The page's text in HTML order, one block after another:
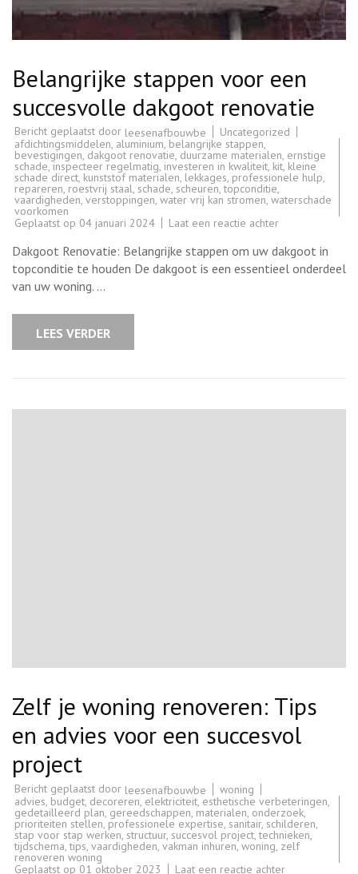
Belangrijke stappen voor een
succesvolle dakgoot renovatie
Bericht geplaatst door leesenafbouwbe
Uncategorized
afdichtingsmiddelen, aluminium, belangrijke stappen,
bevestigingen, dakgoot renovatie, duurzame materialen, ernstige
schade,inspecteer regelmatig, investeren in kwaliteit, kit, kleine
schade direct, kunststof materialen, lekkages, professionele hulp,
repareren, roestvrij staal, schade, scheuren,topconditie,
vaardigheden, verstoppingen, water vrij kan stromen, waterschade
voorkomen
Geplaatst op 04 januari 2024 Laat een reactie achterop
stappen
voor
een
Dakgoot Renovatie: Belangrijke stappen om uw dakgoot in
topconditie te houden De dakgoot is een essentieel onderdeel
van uw woning. …
LEES VERDER
Zelf je woning renoveren: Tips
en advies voor een succesvol
project
Bericht geplaatst door leesenafbouwbe
woning
advies budget decoreren elektriciteit esthetische verbeteringen
gedetailleerd plan gereedschappen materialen onderzoek
prioriteiten stellen professionele expertise sanitair, schilderen
stap voor stap werken structuur, succesvol project ,technieken
tijdschema ,tips vaardigheden vakman inhuren,woning zelf
renoveren woning
Geplaatst op 01 oktober 2023 Laat een reactie achterop